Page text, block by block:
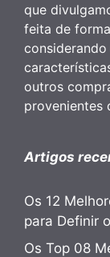
que
feita de
outros
provenientes
Artigos
Os 12
para Definir
Os Top 08